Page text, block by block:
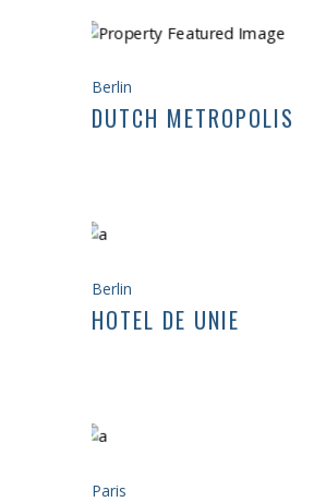
Berlin
DUTCH METROPOLIS
Berlin
HOTEL DE UNIE
Paris